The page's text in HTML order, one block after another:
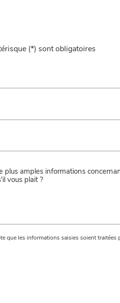
(*) sont obligatoires
que les informations saisies soient traitées